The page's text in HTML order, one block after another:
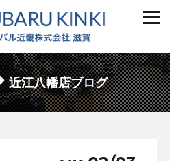
近江八幡店ブログ